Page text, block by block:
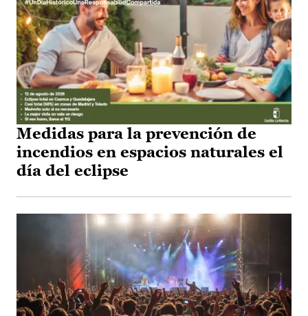
Medidas para la prevención de
incendios en espacios naturales el
día del eclipse